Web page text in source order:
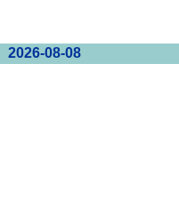
2026-08-08